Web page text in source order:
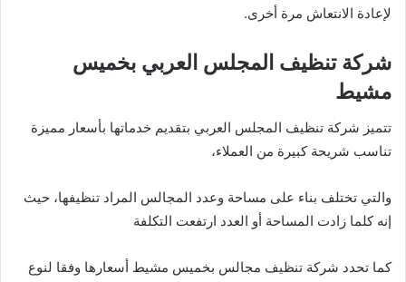
لإعادة الانتعاش مرة أخرى.
شركة تنظيف المجلس العربي بخميس
مشيط
تتميز شركة تنظيف المجلس العربي بتقديم خدماتها بأسعار مميزة
تناسب شريحة كبيرة من العملاء،
والتي تختلف بناء على مساحة وعدد المجالس المراد تنظيفها، حيث
إنه كلما زادت المساحة أو العدد ارتفعت التكلفة
كما تحدد شركة تنظيف مجالس بخميس مشيط أسعارها وفقا لنوع